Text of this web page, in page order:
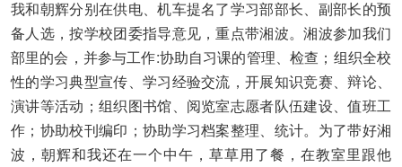
我和朝辉分别在供电、机车提名了学习部部长、副部长的预
备人选，按学校团委指导意见，重点带湘波。湘波参加我们
部里的会，并参与工作:协助自习课的管理、检查；组织全校
性的学习典型宣传、学习经验交流，开展知识竞赛、辩论、
演讲等活动；组织图书馆、阅览室志愿者队伍建设、值班工
作；协助校刊编印；协助学习档案整理、统计。为了带好湘
波，朝辉和我还在一个中午，草草用了餐，在教室里跟他